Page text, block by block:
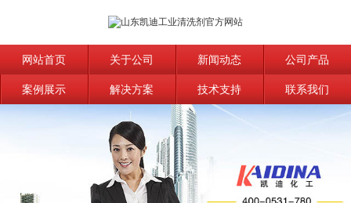
网站首页 关于公司 新闻动态 公司产品
案例展示 解决方案 技术支持 联系我们